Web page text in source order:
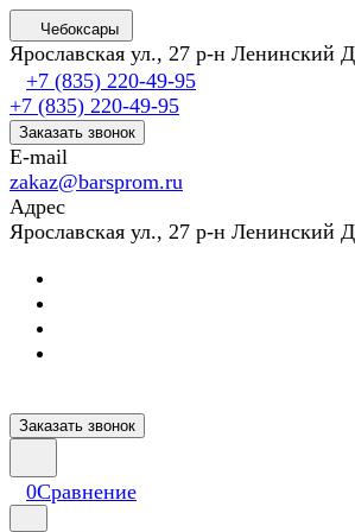
Чебоксары
Ярославская ул., 27 р-н Ленинский
+7 (835) 220-49-95
+7 (835) 220-49-95
Заказать звонок
E-mail
zakaz@barsprom.ru
Адрес
Ярославская ул., 27 р-н Ленинский
Заказать звонок
0Сравнение